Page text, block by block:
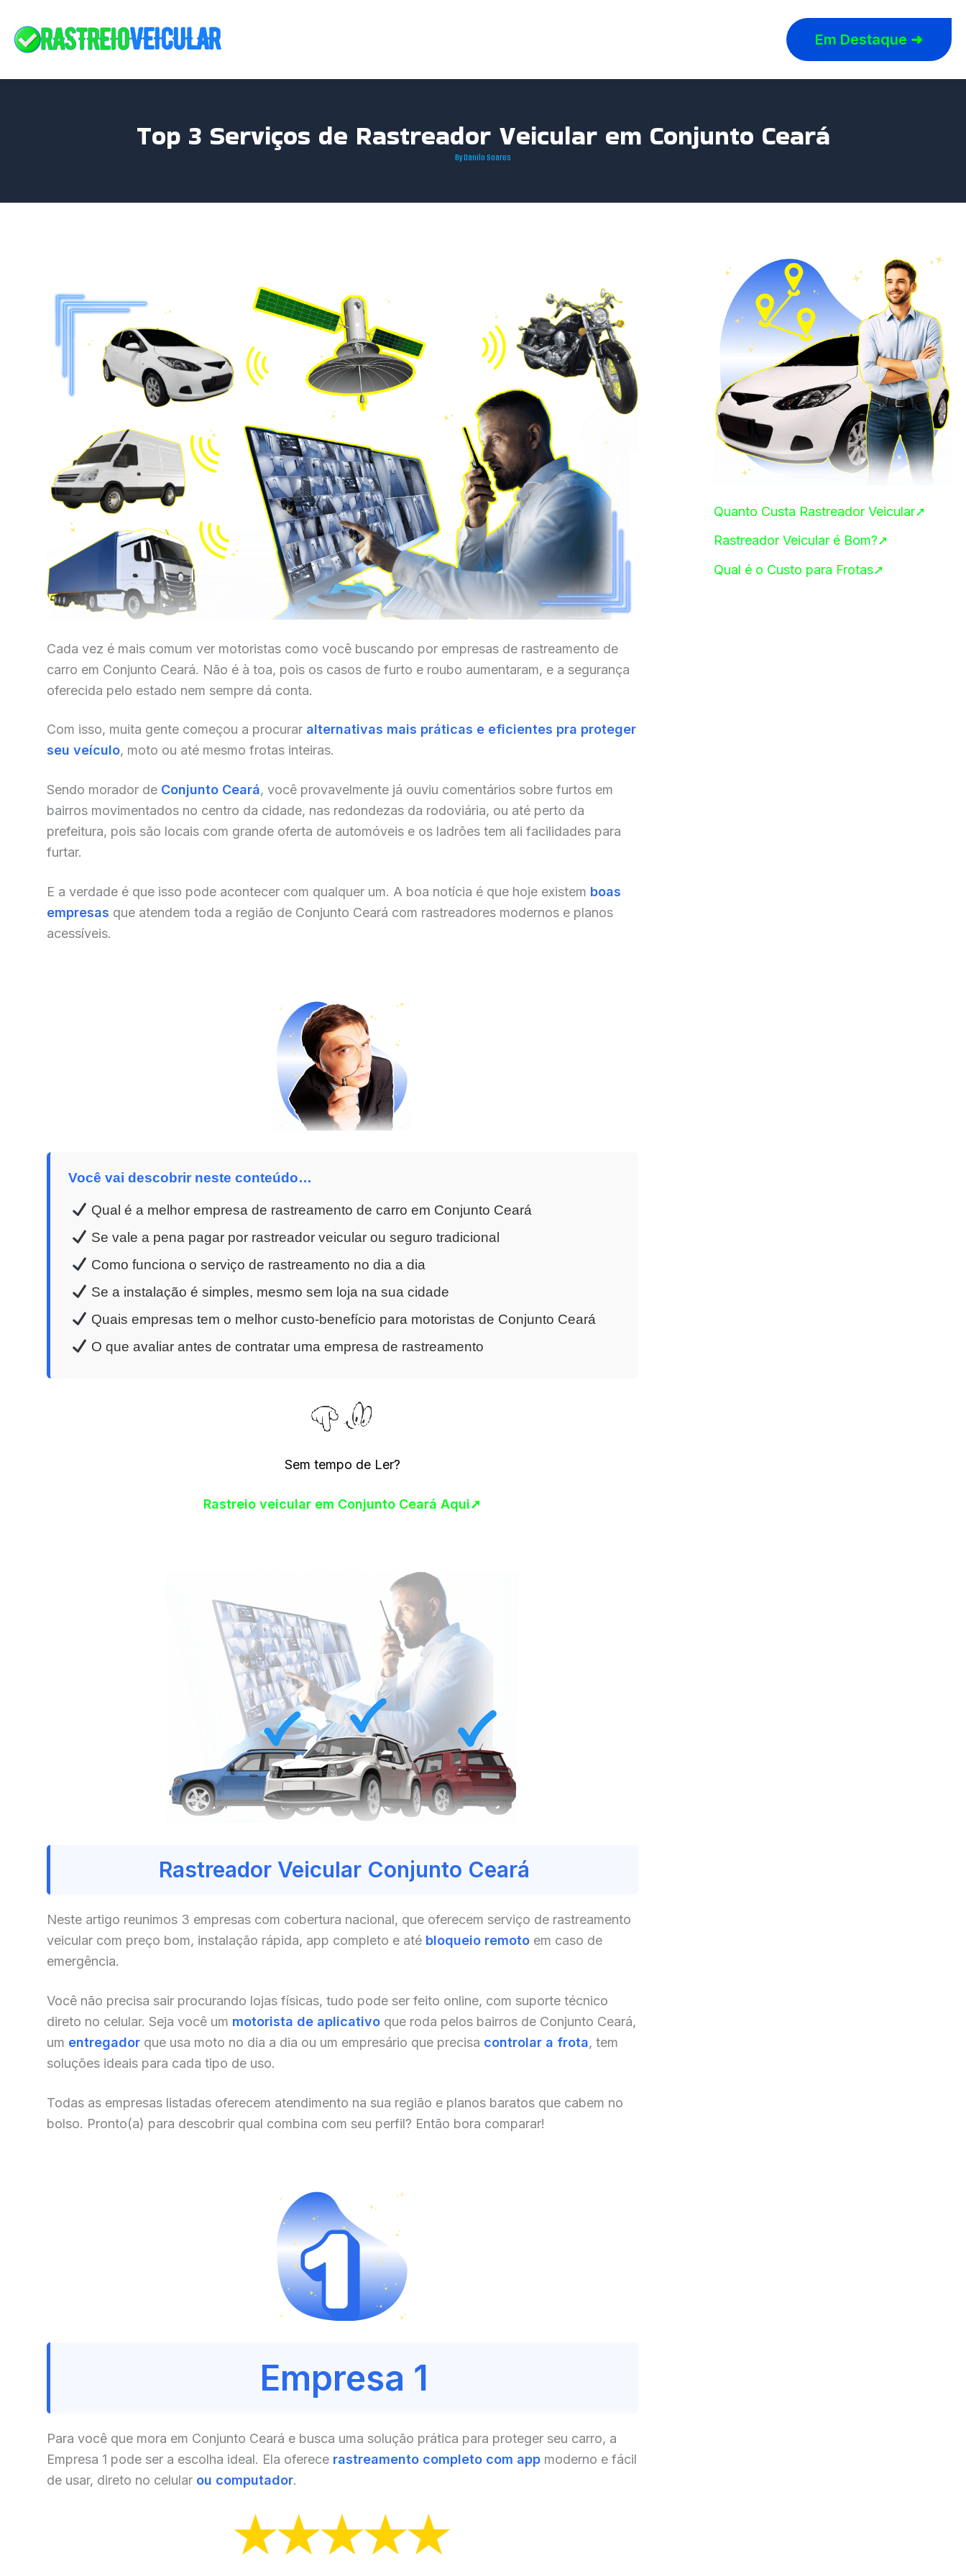
content
Em Destaque ➜
Top 3 Serviços de Rastreador Veicular em Conjunto Ceará
ByDanilo Soares
Cada vez é mais comum ver motoristas como você buscando por empresas de rastreamento de
carro em Conjunto Ceará. Não é à toa, pois os casos de furto e roubo aumentaram, e a segurança
oferecida pelo estado nem sempre dá conta.
Com isso, muita gente começou a procurar alternativas mais práticas e eficientes pra proteger
seu veículo, moto ou até mesmo frotas inteiras.
Sendo morador de Conjunto Ceará, você provavelmente já ouviu comentários sobre furtos em
bairros movimentados no centro da cidade, nas redondezas da rodoviária, ou até perto da
prefeitura, pois são locais com grande oferta de automóveis e os ladrões tem ali facilidades para
furtar.
E a verdade é que isso pode acontecer com qualquer um. A boa notícia é que hoje existem boas
empresas que atendem toda a região de Conjunto Ceará com rastreadores modernos e planos
acessíveis.
Você vai descobrir neste conteúdo…
Qual é a melhor empresa de rastreamento de carro em Conjunto Ceará
Se vale a pena pagar por rastreador veicular ou seguro tradicional
Como funciona o serviço de rastreamento no dia a dia
Se a instalação é simples, mesmo sem loja na sua cidade
Quais empresas tem o melhor custo-benefício para motoristas de Conjunto Ceará
O que avaliar antes de contratar uma empresa de rastreamento
Sem tempo de Ler?
Rastreio veicular em Conjunto Ceará Aqui➚
Rastreador Veicular Conjunto Ceará
Neste artigo reunimos 3 empresas com cobertura nacional, que oferecem serviço de rastreamento
veicular com preço bom, instalação rápida, app completo e até bloqueio remoto em caso de
emergência.
Você não precisa sair procurando lojas físicas, tudo pode ser feito online, com suporte técnico
direto no celular. Seja você um motorista de aplicativo que roda pelos bairros de Conjunto Ceará,
um entregador que usa moto no dia a dia ou um empresário que precisa controlar a frota, tem
soluções ideais para cada tipo de uso.
Todas as empresas listadas oferecem atendimento na sua região e planos baratos que cabem no
bolso. Pronto(a) para descobrir qual combina com seu perfil? Então bora comparar!
Empresa 1
Para você que mora em Conjunto Ceará e busca uma solução prática para proteger seu carro, a
Empresa 1 pode ser a escolha ideal. Ela oferece rastreamento completo com app moderno e fácil
de usar, direto no celular ou computador.
Quanto Custa Rastreador Veicular➚
Rastreador Veicular é Bom?➚
Qual é o Custo para Frotas➚